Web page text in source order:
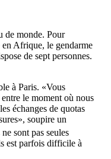
de monde. Pour
Afrique, le gendarme
de sept personnes.
à Paris. «Vous
le moment où nous
échanges de quotas
soupire un
sont pas seules
est parfois difficile à